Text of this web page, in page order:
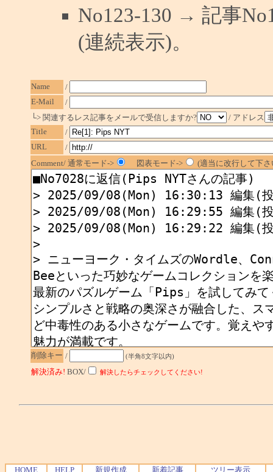
No123-130 → 記事
(連続表示)。
Name
/
E-Mail
/
└> 関連するレス記事をメールで受信しますか?
/ アドレス
Title
/
URL
/
Comment/ 通常モード->
図表モード-> (適当に改行して下
削除キー / (半角8文字以内)
解決済み! BOX/ 解決したらチェックしてください!
HOME HELP 新規作成 新着記事 ツリー表示